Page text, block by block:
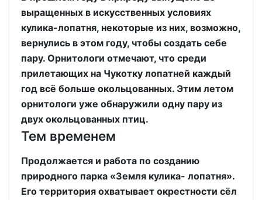
выращенных в искусственных условиях
кулика-лопатня, некоторые из них, возможно,
вернулись в этом году, чтобы создать себе
пару. Орнитологи отмечают, что среди
прилетающих на Чукотку лопатней каждый
год всё больше окольцованных. Этим летом
орнитологи уже обнаружили одну пару из
двух окольцованных птиц.
Тем временем
Продолжается и работа по созданию
природного парка «Земля кулика- лопатня».
Его территория охватывает окрестности сёл